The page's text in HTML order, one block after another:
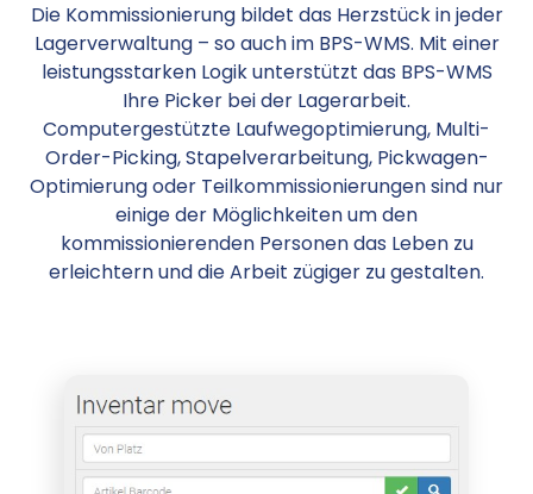
Die Kommissionierung bildet das Herzstück in jeder
Lagerverwaltung – so auch im BPS-WMS. Mit einer
leistungsstarken Logik unterstützt das BPS-WMS
Ihre Picker bei der Lagerarbeit.
Computergestützte Laufwegoptimierung, Multi-
Order-Picking, Stapelverarbeitung, Pickwagen-
Optimierung oder Teilkommissionierungen sind nur
einige der Möglichkeiten um den
kommissionierenden Personen das Leben zu
erleichtern und die Arbeit zügiger zu gestalten.